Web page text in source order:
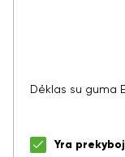
Dėklas su guma
Yra